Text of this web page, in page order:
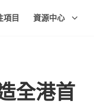
項目 資源中心
全港首